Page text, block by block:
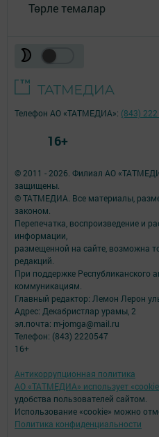
Төрле темалар
© 2011 - 2026. Филиал АО
защищены.
© ТАТМЕДИА. Все материалы,
законом.
Перепечатка, воспроизведение и
информации,
размещенной на сайте, возможна
редакций.
При поддержке Республиканского
коммуникациям.
Главный редактор: Лемон Лерон
Адрес: Декабристлар урамы, 2
эл.почта: m-jomga@mail.ru
Телефон: (843) 2220547
16+
Антикоррупционная политика
АО «ТАТМЕДИА» использует
удобства пользователей сайтом.
Использование «cookie» можно
Политика конфиденциальности
Телефон АО «ТАТМЕДИА»: (843)
16+